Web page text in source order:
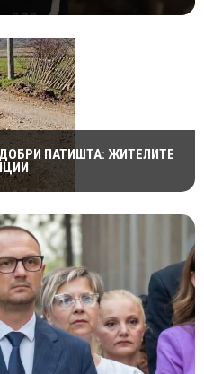
ПАТИШТА: ЖИТЕЛИТЕ